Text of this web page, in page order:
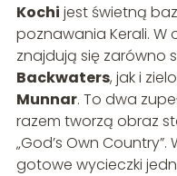
Kochi jest świetną
poznawania Kerali. W
znajdują się zarówno
Backwaters, jak i
Munnar. To dwa
razem tworzą obraz
„God’s Own
gotowe wycieczki